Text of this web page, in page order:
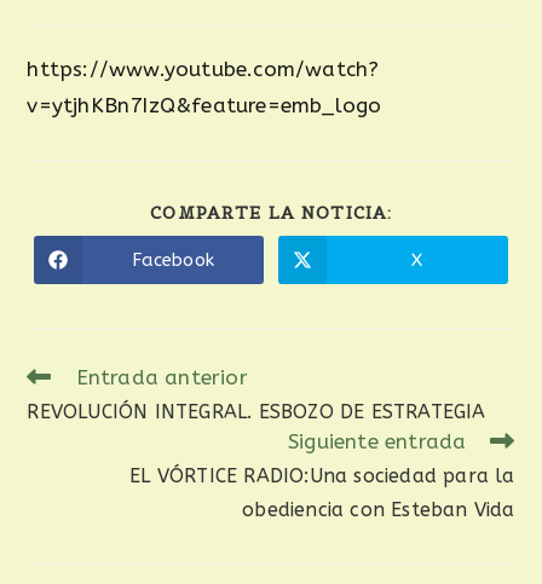
https://www.youtube.com/watch?
v=ytjhKBn7IzQ&feature=emb_logo
COMPARTE LA NOTICIA:
Facebook X
Entrada anterior
REVOLUCIÓN INTEGRAL. ESBOZO DE ESTRATEGIA
Siguiente entrada
EL VÓRTICE RADIO:Una sociedad para la
obediencia con Esteban Vida